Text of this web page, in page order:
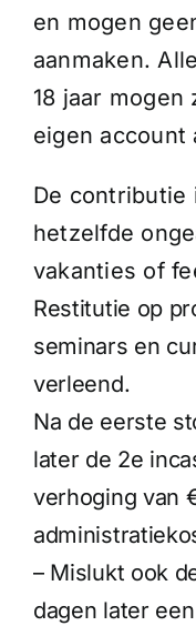
en mogen
aanmaken.
18 jaar
eigen account
De contributie
hetzelfde
vakanties of
Restitutie op
seminars en
verleend.
Na de eerste
later de 2e
verhoging van
– Mislukt ook
dagen later